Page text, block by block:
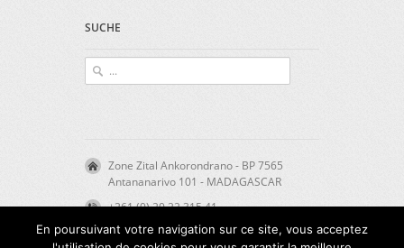
SUCHE
Zone Zital Ankorondrano - BP 7565
Antananarivo 101 - MADAGASCAR
+261 (0) 20 22 315 41
direction@mftp-iffi.com
En poursuivant votre navigation sur ce site, vous acceptez